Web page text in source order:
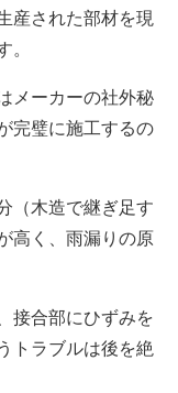
産された部材を現
。
メーカーの社外秘
完璧に施工するの
（木造で継ぎ足す
高く、雨漏りの原
接合部にひずみを
トラブルは後を絶